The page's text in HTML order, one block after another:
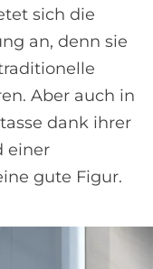
sich die
an, denn sie
Aber auch in
dank ihrer
einer
gute Figur.